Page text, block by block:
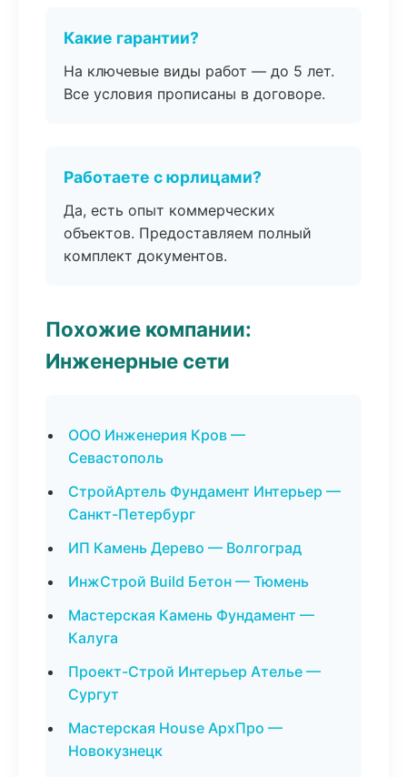
Какие гарантии?
На ключевые виды работ — до 5 лет.
Все условия прописаны в договоре.
Работаете с юрлицами?
Да, есть опыт коммерческих
объектов. Предоставляем полный
комплект документов.
Похожие компании:
Инженерные сети
ООО Инженерия Кров —
Севастополь
СтройАртель Фундамент Интерьер —
Санкт-Петербург
ИП Камень Дерево — Волгоград
ИнжСтрой Build Бетон — Тюмень
Мастерская Камень Фундамент —
Калуга
Проект-Строй Интерьер Ателье —
Сургут
Мастерская House АрхПро —
Новокузнецк